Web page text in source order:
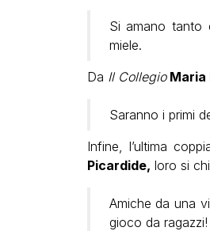
Si amano tanto
miele.
Da Il CollegioMaria
Saranno i primi
Infine, l’ultima
Picardide, loro si
Amiche da una
gioco da ragazzi!